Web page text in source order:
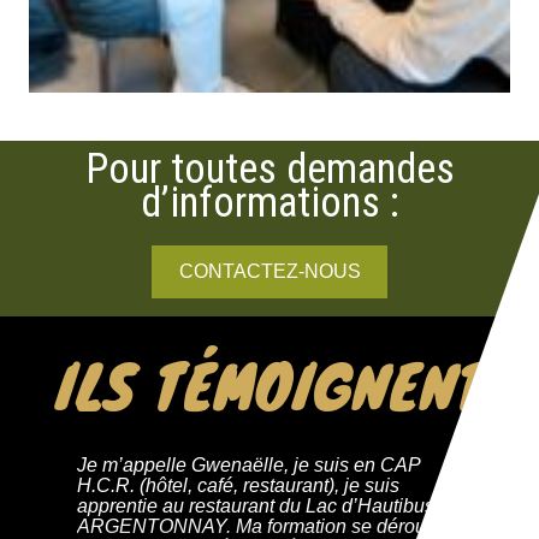
Pour toutes demandes
d’informations :
CONTACTEZ-NOUS
ILS TÉMOIGNENT
Je m’appelle Gwenaëlle, je suis en CAP
H.C.R. (hôtel, café, restaurant), je suis
apprentie au restaurant du Lac d’Hautibus à
ARGENTONNAY. Ma formation se déroule